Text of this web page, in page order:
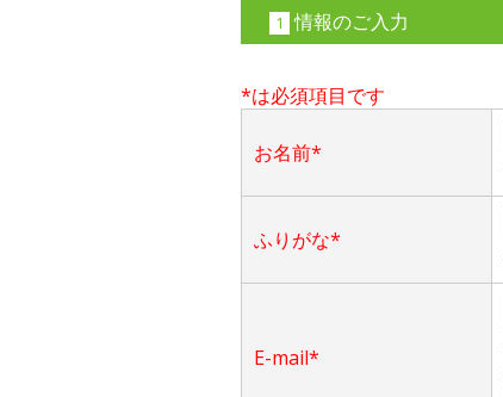
1 情報のご入力
*は必須項目です
お名前*
ふりがな*
E-mail*